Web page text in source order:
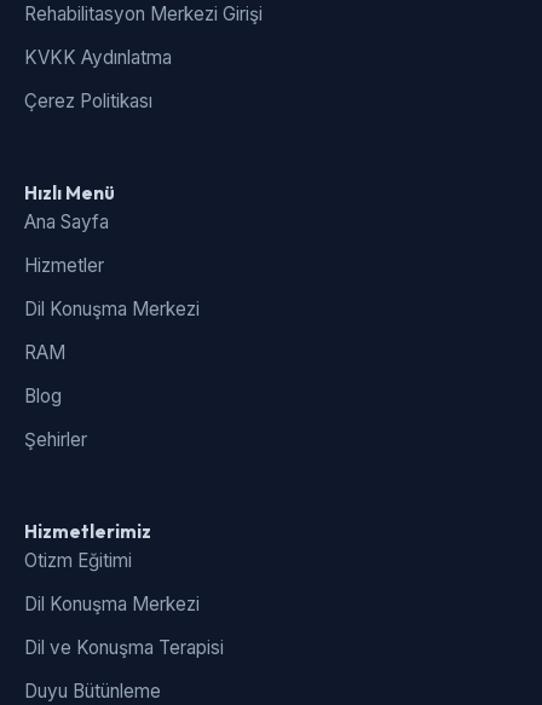
Rehabilitasyon Merkezi Girişi
KVKK Aydınlatma
Çerez Politikası
Hızlı Menü
Ana Sayfa
Hizmetler
Dil Konuşma Merkezi
RAM
Blog
Şehirler
Hizmetlerimiz
Otizm Eğitimi
Dil Konuşma Merkezi
Dil ve Konuşma Terapisi
Duyu Bütünleme